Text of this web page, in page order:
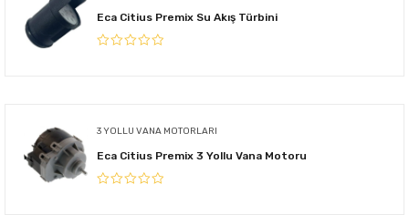
Eca Citius Premix Su Akış Türbini
3 YOLLU VANA MOTORLARI
Eca Citius Premix 3 Yollu Vana Motoru